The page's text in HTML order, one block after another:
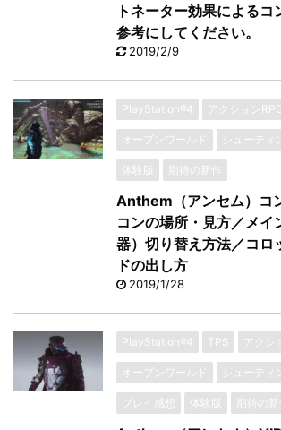
トネーター効果による
参考にしてください。
2019/2/9
PlayStation®4 アクション
オープンワールド シューティ
体験版 期待の新作
Anthem（アンセム）コ
コンの場所・見方／メイ
器）切り替え方法／コロ
ドの出し方
2019/1/28
PlayStation®4 TPS アクシ
オープンワールド シューティ
プレイ感想 体験版 期待の新